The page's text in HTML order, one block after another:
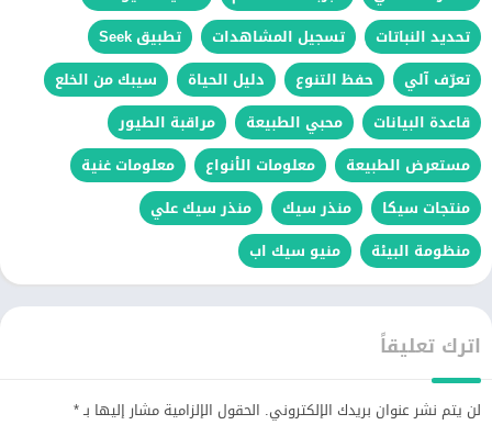
تحديد النباتات
تسجيل المشاهدات
تطبيق Seek
تعرّف آلي
حفظ التنوع دليل الحياة
سيبك من الخلع
قاعدة البيانات
محبي الطبيعة
مراقبة الطيور
مستعرض الطبيعة
معلومات الأنواع
معلومات غنية
منتجات سيكا
منذر سيك
منذر سيك علي
منظومة البيئة
منيو سيك اب
اترك تعليقاً
لن يتم نشر عنوان بريدك الإلكتروني. الحقول الإلزامية مشار إليها بـ*